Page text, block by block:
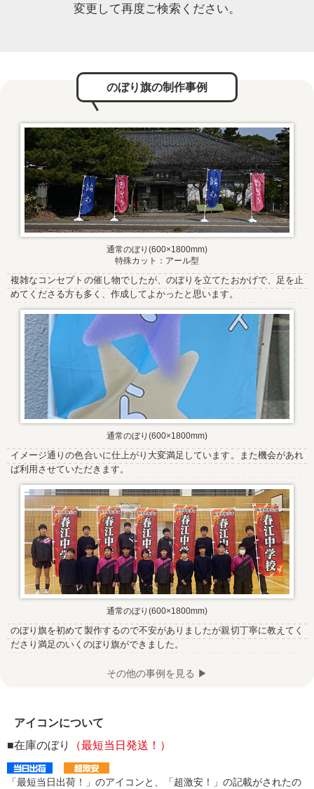
変更して再度ご検索ください。
のぼり旗の制作事例
通常のぼり(600×1800mm)
特殊カット：アール型
複雑なコンセプトの催し物でしたが、のぼりを立てたおかげで、足を止
めてくださる方も多く、作成してよかったと思います。
通常のぼり(600×1800mm)
イメージ通りの色合いに仕上がり大変満足しています。また機会があれ
ば利用させていただきます。
通常のぼり(600×1800mm)
のぼり旗を初めて製作するので不安がありましたが親切丁寧に教えてく
ださり満足のいくのぼり旗ができました。
その他の事例を見る ▶
アイコンについて
■在庫のぼり
（最短当日発送！）
「最短当日出荷！」のアイコンと、「超激安！」の記載がされたの